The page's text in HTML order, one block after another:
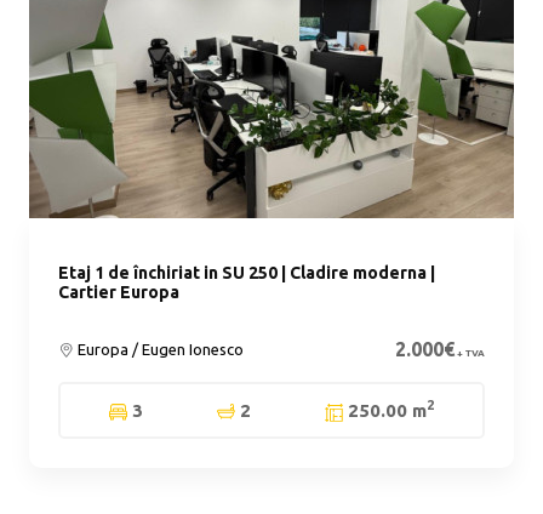
Etaj 1 de închiriat in SU 250 | Cladire moderna |
Cartier Europa
Europa / Eugen Ionesco 2.000€ + TVA
3 2 250.00 m2